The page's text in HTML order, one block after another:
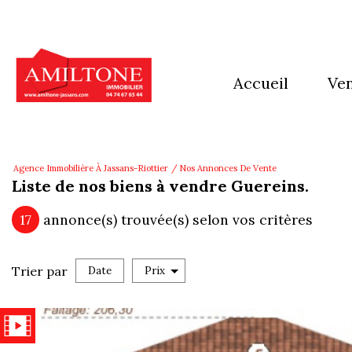
accueil
Agence Immobilière À Jassans-Riottier Nos Annonces De Vente
Liste de nos biens à vendre Guereins.
17 annonce(s) trouvée(s) selon vos critères
Vente
Trier par Date Prix